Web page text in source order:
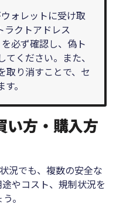
ォレットに受け取
ラクトアドレス
必ず確認し、偽ト
ください。また、
取り消すことで、セ
。
い方・購入方
況でも、複数の安全な
やコスト、規制状況を
。